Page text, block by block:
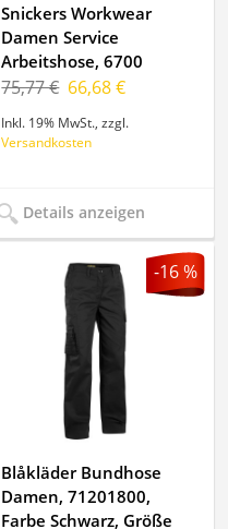
Snickers Workwear
Damen Service
Arbeitshose, 6700
75,77 € 66,68 €
Inkl. 19% MwSt. ,zzgl.
Versandkosten
Details anzeigen
-16 %
Blåkläder Bundhose
Damen, 71201800,
Farbe Schwarz, Größe